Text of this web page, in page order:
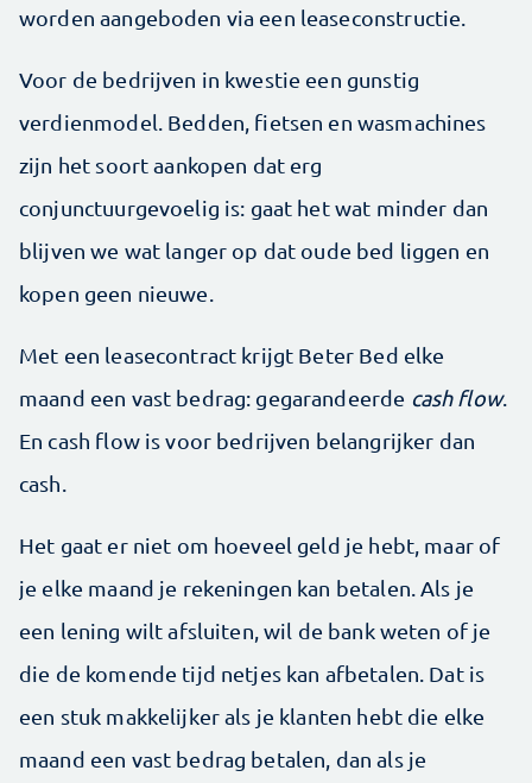
worden aangeboden via een leaseconstructie.
Voor de bedrijven in kwestie een gunstig
verdienmodel. Bedden, fietsen en wasmachines
zijn het soort aankopen dat erg
conjunctuurgevoelig is: gaat het wat minder dan
blijven we wat langer op dat oude bed liggen en
kopen geen nieuwe.
Met een leasecontract krijgt Beter Bed elke
maand een vast bedrag: gegarandeerde cash flow.
En cash flow is voor bedrijven belangrijker dan
cash.
Het gaat er niet om hoeveel geld je hebt, maar of
je elke maand je rekeningen kan betalen. Als je
een lening wilt afsluiten, wil de bank weten of je
die de komende tijd netjes kan afbetalen. Dat is
een stuk makkelijker als je klanten hebt die elke
maand een vast bedrag betalen, dan als je